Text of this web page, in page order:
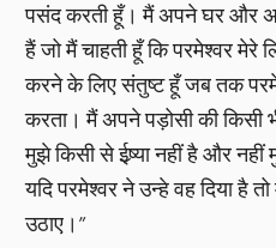
पसंद करती हूँ। मैं अपने घर और
हैं जो मैं चाहती हूँ कि परमेश्वर
करने के लिए संतुष्ट हूँ जब तक
करता। मैं अपने पड़ोसी की किसी
मुझे किसी से ईष्र्या नहीं है और
यदि परमेश्वर ने उन्हे वह दिया है
उठाए।”